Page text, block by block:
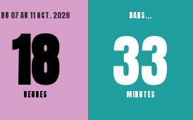
DU 07 AU 11 OCT. 2026
18
HEURES
DANS...
33
MINUTES